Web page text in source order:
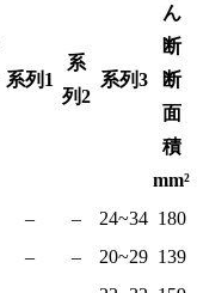
系列1
系
列2
系列3
ん
断
断
面
積
mm²
– – 24~34 180
– – 20~29 139